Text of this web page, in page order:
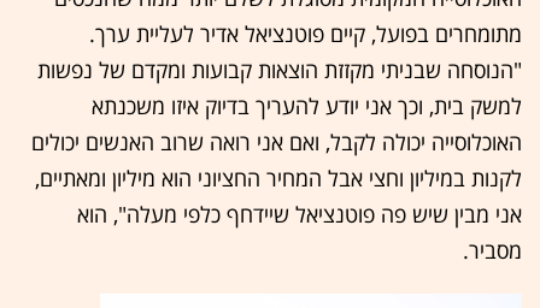
מתומחרים בפועל, קיים פוטנציאל אדיר לעליית ערך.
"הנוסחה שבניתי מקזזת הוצאות קבועות ומקדם של נפשות
למשק בית, וכך אני יודע להעריך בדיוק איזו משכנתא
האוכלוסייה יכולה לקבל, ואם אני רואה שרוב האנשים יכולים
לקנות במיליון וחצי אבל המחיר החציוני הוא מיליון ומאתיים,
אני מבין שיש פה פוטנציאל שיידחף כלפי מעלה", הוא
מסביר.